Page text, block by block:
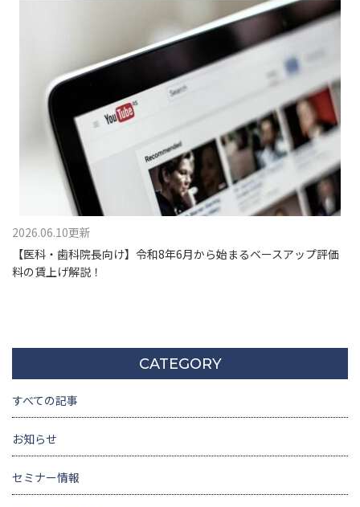
2026.06.10更新
【医科・歯科院長向け】令和8年6月から始まるベースアップ評価
料の賃上げ解説！
CATEGORY
すべての記事
お知らせ
セミナー情報